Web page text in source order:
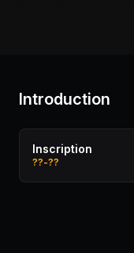
Introduction
Inscription
??-??